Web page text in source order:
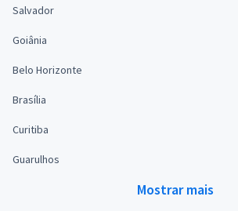
Salvador
Goiânia
Belo Horizonte
Brasília
Curitiba
Guarulhos
Mostrar mais